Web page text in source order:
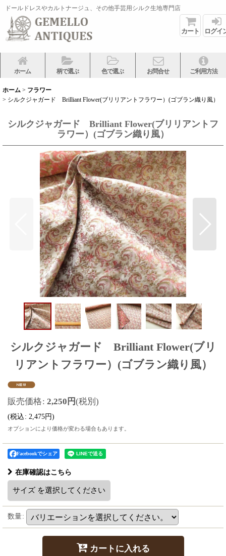
ドールドレスやカルトナージュ、その他手芸用シルク生地専門店
カート ログイ
ホーム 柄で選ぶ 色で選ぶ お問合せ ご利用方法
ホーム > フラワー
> シルクジャガード Brilliant Flower(ブリリアントフラワー）(ゴブラン織り風）
シルクジャガード Brilliant Flower(ブリリアントフ
ラワー）(ゴブラン織り風）
シルクジャガード Brilliant Flower(ブリ
リアントフラワー）(ゴブラン織り風）
販売価格: 2,250 円(税別)
(税込: 2,475円)
オプションにより価格が変わる場合もあります。
Facebookでシェア
在庫確認はこちら
サイズ を選択してください
数量:
カートに入れる